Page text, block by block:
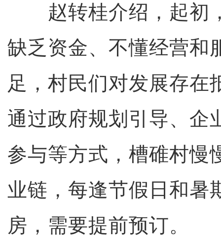
赵转桂介绍，起初
缺乏资金、不懂经营和
足，村民们对发展存在
通过政府规划引导、企
参与等方式，槽碓村慢
业链，每逢节假日和暑
房，需要提前预订。